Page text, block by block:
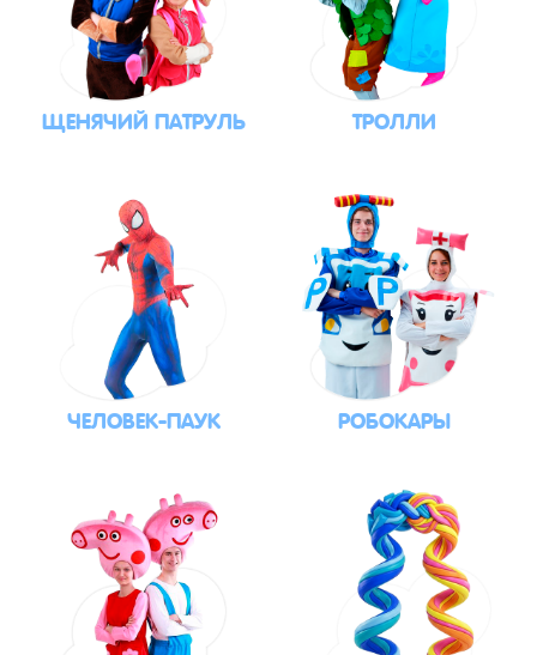
ЩЕНЯЧИЙ ПАТРУЛЬ ТРОЛЛИ
ЧЕЛОВЕК-ПАУК РОБОКАРЫ